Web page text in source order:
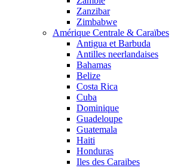
Zanzibar
Zimbabwe
Amérique Centrale & Caraïbes
Antigua et Barbuda
Antilles neerlandaises
Bahamas
Belize
Costa Rica
Cuba
Dominique
Guadeloupe
Guatemala
Haiti
Honduras
Iles des Caraibes